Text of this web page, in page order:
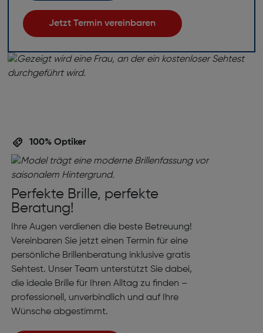
Jetzt Termin vereinbaren
100% Optiker
Perfekte Brille, perfekte
Beratung!
Ihre Augen verdienen die beste Betreuung!
Vereinbaren Sie jetzt einen Termin für eine
persönliche Brillenberatung inklusive gratis
Sehtest. Unser Team unterstützt Sie dabei,
die ideale Brille für Ihren Alltag zu finden –
professionell, unverbindlich und auf Ihre
Wünsche abgestimmt.